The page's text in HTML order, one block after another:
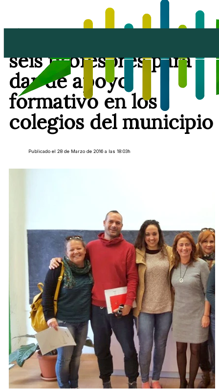
seis profesores para
dar de apoyo
formativo en los
colegios del municipio
Publicado el 28 de Marzo de 2016 a las 18:03h